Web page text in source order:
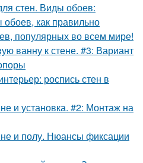
стен. Виды обоев:
как правильно
популярных во всем мире!
ванну к стене. #3: Вариант
роспись стен в
и установка. #2: Монтаж на
и полу. Нюансы фиксации